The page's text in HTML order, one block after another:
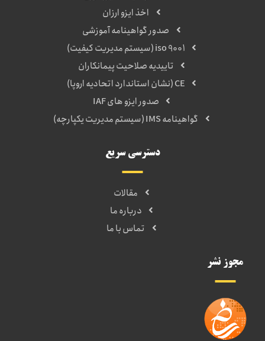
اخذ ایزو ارزان
صدور گواهینامه آموزشی
iso 9001 (سیستم مدیریت کیفیت)
تاییدیه صلاحیت پیمانکاران
CE (نشان استاندارد اتحادیه اروپا)
صدور ایزو های IAF
گواهینامه IMS (سیستم مدیریت یکپارچه)
دسترسی سریع
مقالات
درباره ما
تماس با ما
مجوز نشر